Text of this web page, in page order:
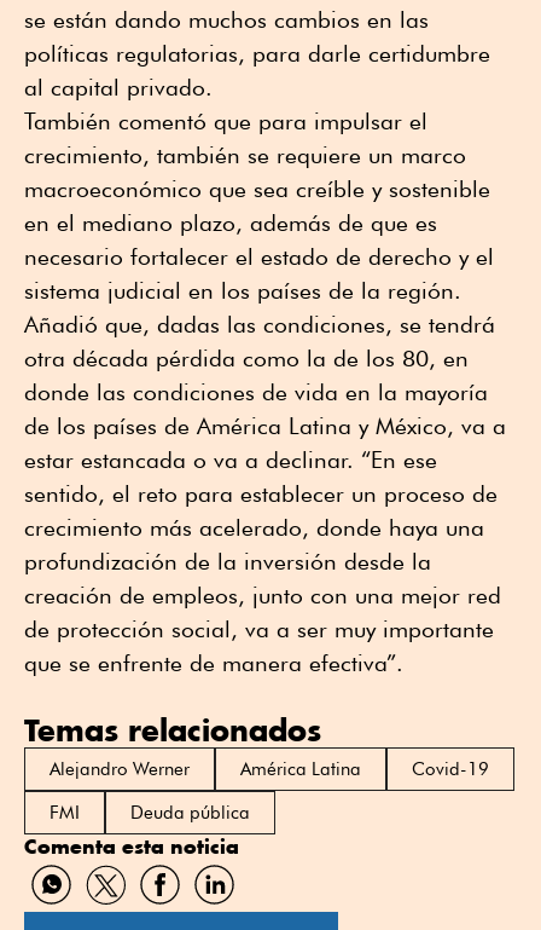
se están dando muchos cambios en las
políticas regulatorias, para darle certidumbre
al capital privado.
También comentó que para impulsar el
crecimiento, también se requiere un marco
macroeconómico que sea creíble y sostenible
en el mediano plazo, además de que es
necesario fortalecer el estado de derecho y el
sistema judicial en los países de la región.
Añadió que, dadas las condiciones, se tendrá
otra década pérdida como la de los 80, en
donde las condiciones de vida en la mayoría
de los países de América Latina y México, va a
estar estancada o va a declinar. “En ese
sentido, el reto para establecer un proceso de
crecimiento más acelerado, donde haya una
profundización de la inversión desde la
creación de empleos, junto con una mejor red
de protección social, va a ser muy importante
que se enfrente de manera efectiva”.
Temas relacionados
Alejandro Werner América Latina
Covid-19
FMI
Deuda pública
Comenta esta noticia
Compartir
por
Compartir
por
Compartir
por
Compartir
por